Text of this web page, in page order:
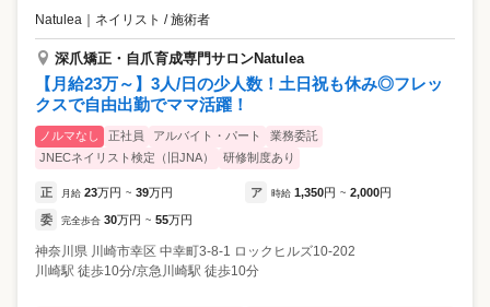
Natulea ｜ ネイリスト / 施術者
深爪矯正・自爪育成専門サロンNatulea
【月給23万～】3人/日の少人数！土日祝も休み◎フレッ
クスで自由出勤でママ活躍！
ノルマなし 正社員 アルバイト・パート
業務委託
JNECネイリスト検定（旧JNA）
研修制度あり
正 月給 23万円 ~ 39万円 ア 時給 1,350円 ~ 2,000円
委 完全歩合 30万円 ~ 55万円
神奈川県 川崎市幸区 中幸町3-8-1 ロックヒルズ10-202
川崎駅 徒歩10分/京急川崎駅 徒歩10分